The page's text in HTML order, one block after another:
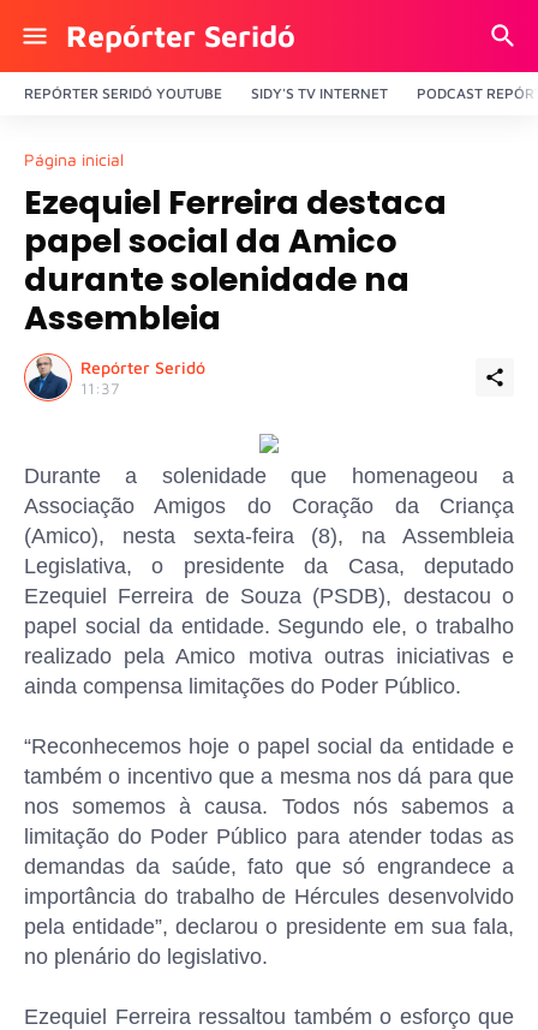
Repórter Seridó
REPÓRTER SERIDÓ YOUTUBE SIDY'S TV INTERNET PODCAST
Página inicial
Ezequiel Ferreira destaca
papel social da Amico
durante solenidade na
Assembleia
Repórter Seridó
11:37
Durante a solenidade que homenageou a
Associação Amigos do Coração da Criança
(Amico), nesta sexta-feira (8), na Assembleia
Legislativa, o presidente da Casa, deputado
Ezequiel Ferreira de Souza (PSDB), destacou o
papel social da entidade. Segundo ele, o trabalho
realizado pela Amico motiva outras iniciativas e
ainda compensa limitações do Poder Público.
“Reconhecemos hoje o papel social da entidade e
também o incentivo que a mesma nos dá para que
nos somemos à causa. Todos nós sabemos a
limitação do Poder Público para atender todas as
demandas da saúde, fato que só engrandece a
importância do trabalho de Hércules desenvolvido
pela entidade”, declarou o presidente em sua fala,
no plenário do legislativo.
Ezequiel Ferreira ressaltou também o esforço que